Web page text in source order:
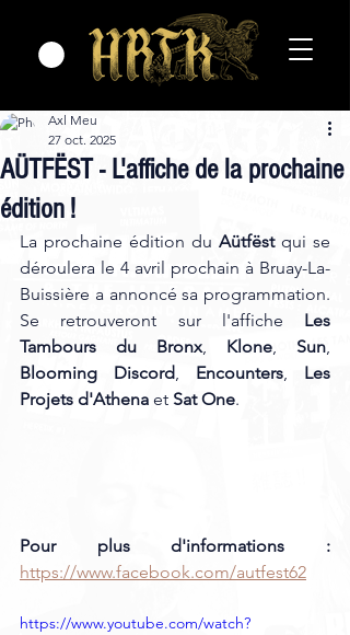
AÜTFËST - L'affiche de la prochaine
édition !
Axl Meu
27 oct. 2025
La prochaine édition du Aütfëst qui se
déroulera le 4 avril prochain à Bruay-La-
Buissière a annoncé sa programmation.
Se retrouveront sur l'affiche Les
Tambours du Bronx
Klone Sun
Blooming Discord
Encounters
Les
Projets d'Athena et Sat One.
Pour plus d'informations :
https://www.facebook.com/autfest62
https://www.youtube.com/watch?